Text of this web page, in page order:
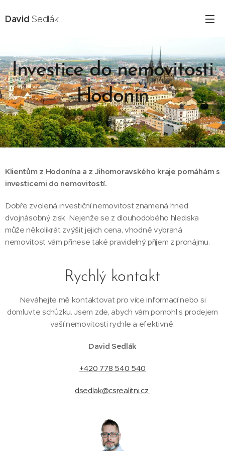
DavidSedlák
Investice do nemovitosti
Hodonín
16.02.2025
Klientům z Hodonína a z Jihomoravského kraje pomáhám s
investicemi do nemovitostí.
Dobře zvolená investiční nemovitost znamená hned
dvojnásobný zisk. Nejenže se z dlouhodobého hlediska
může několikrát zvýšit jejich cena, vhodně vybraná
nemovitost vám přinese také pravidelný příjem z pronájmu.
Rychlý kontakt
Neváhejte mě kontaktovat pro více informací nebo si
domluvte schůzku. Jsem zde, abych vám pomohl s prodejem
vaší nemovitosti rychle a efektivně.
David Sedlák
+420 778 540 540
dsedlak@csrealitni.cz